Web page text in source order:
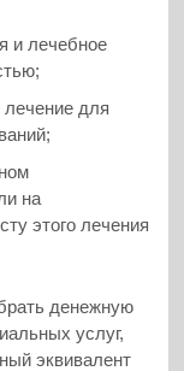
и лечебное
лечение для
на
этого лечения
денежную
услуг,
эквивалент